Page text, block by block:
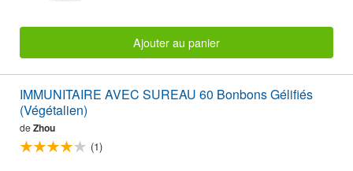
Ajouter au panier
IMMUNITAIRE AVEC SUREAU 60 Bonbons Gélifiés
(Végétalien)
de Zhou
(1)